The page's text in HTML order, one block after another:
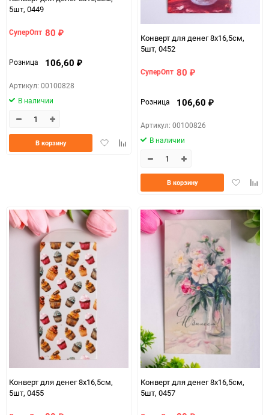
5шт, 0449
СуперОпт 80 ₽
Розница 106,60 ₽
Артикул: 00100828
В наличии
ДобавитьДобавить
В корзину
Конверт для денег 8х16,5см,
5шт, 0452
СуперОпт 80 ₽
Розница 106,60 ₽
Артикул: 00100826
В наличии
Добавить
В корзину
Конверт для денег 8х16,5см,
5шт, 0455
Конверт для денег 8х16,5см,
5шт, 0457